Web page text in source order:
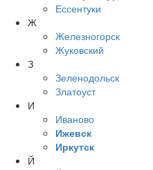
Ессентуки
Ж
Железногорск
Жуковский
З
Зеленодольск
Златоуст
И
Иваново
Ижевск
Иркутск
Й